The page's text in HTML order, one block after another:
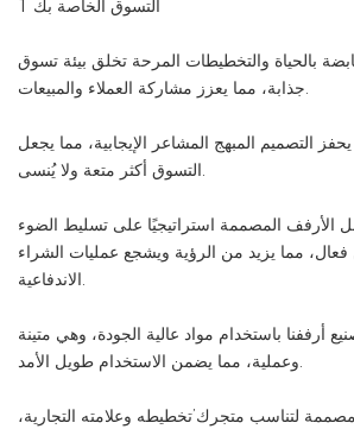
بالحياة والتخطيطات المرحة تخلق بيئة تسوق
جذابة، مما يعزز مشاركة العملاء والمبيعات.
التصميم المبهج المشاعر الإيجابية، مما يجعل
التسوق أكثر متعة ولا يُنسى.
الأرفف المصممة استراتيجيًا على تسليط الضوء
مما يزيد من الرؤية ويشجع عمليات الشراء
الاندفاعية.
أرففنا باستخدام مواد عالية الجودة، وهي متينة
وعملية، مما يضمن الاستخدام طويل الأمد.
لتناسب متجرك’تخطيطه وعلامته التجارية،